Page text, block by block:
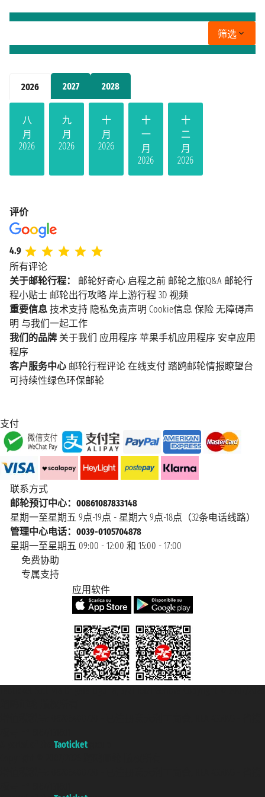
2026 2027 2028
八
月
2026
九
月
2026
十
月
2026
十
一
月
2026
十
二
月
2026
筛选
评价
4.9
所有评论
关于邮轮行程：
邮轮好奇心 启程之前 邮轮之旅Q&A 邮轮行
程小贴士 邮轮出行攻略 岸上游行程 3D 视频
重要信息 技术支持 隐私免责声明 Cookie信息 保险 无障碍声
明 与我们一起工作
我们的品牌 关于我们 应用程序 苹果手机应用程序 安卓应用
程序
客户服务中心 邮轮行程评论 在线支付 踏鸥邮轮情报瞭望台
可持续性绿色环保邮轮
支付
联系方式
邮轮预订中心：00861087833148
星期一至星期五 9点-19点 - 星期六 9点-18点（32条电话线路）
管理中心电话：0039-0105704878
星期一至星期五 09:00 - 12:00 和 15:00 - 17:00
免费协助
专属支持
应用软件
Taoticket